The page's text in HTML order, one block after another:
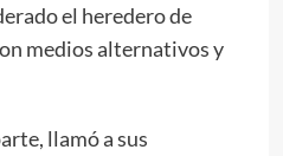
el heredero de
medios alternativos y
llamó a sus